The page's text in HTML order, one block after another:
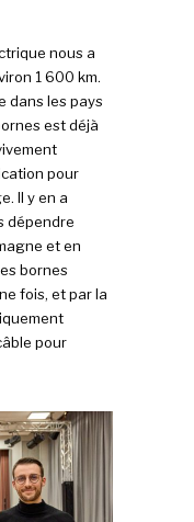
nous a
1 600 km.
dans les pays
est déjà
pour
Il y en a
dépendre
et en
bornes
fois, et par la
pour